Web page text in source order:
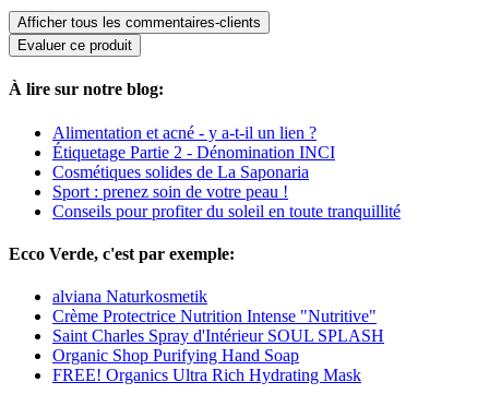
Afficher tous les commentaires-clients
Evaluer ce produit
À lire sur notre blog:
Alimentation et acné - y a-t-il un lien ?
Étiquetage Partie 2 - Dénomination INCI
Cosmétiques solides de La Saponaria
Sport : prenez soin de votre peau !
Conseils pour profiter du soleil en toute tranquillité
Ecco Verde, c'est par exemple:
alviana Naturkosmetik
Crème Protectrice Nutrition Intense "Nutritive"
Saint Charles Spray d'Intérieur SOUL SPLASH
Organic Shop Purifying Hand Soap
FREE! Organics Ultra Rich Hydrating Mask